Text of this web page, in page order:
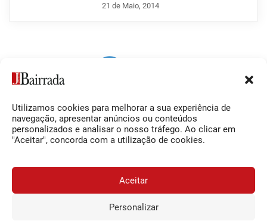
Utilizamos cookies para melhorar a sua experiência de
navegação, apresentar anúncios ou conteúdos
personalizados e analisar o nosso tráfego. Ao clicar em
"Aceitar", concorda com a utilização de cookies.
Aceitar
Personalizar
21 de Maio, 2014
Siga-nos
Facebook
O Jornal da Bairrada
Contactos
Termos e Condições